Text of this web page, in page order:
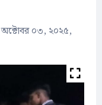
০৩, ২০২৫,